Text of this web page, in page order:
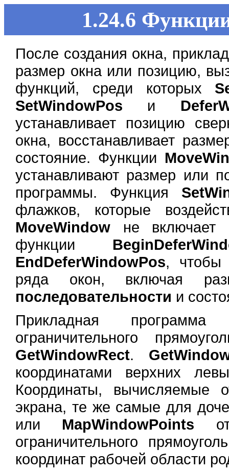
1.24.6
После создания окна,
размер окна или позицию,
функций, среди которых
SetWindowPos и
устанавливает позицию
окна, восстанавливает
состояние. Функции
устанавливают размер или
программы. Функция
флажков, которые
MoveWindow не включает
функции
EndDeferWindowPos, чтобы
ряда окон, включая
последовательности и
Прикладная
ограничительного
GetWindowRect.
координатами верхних
Координаты, вычисляемые
экрана, те же самые для
или MapWindowPoints
ограничительного
координат рабочей области